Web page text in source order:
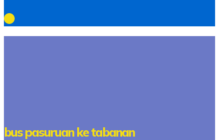
bus pasuruan ke tabanan